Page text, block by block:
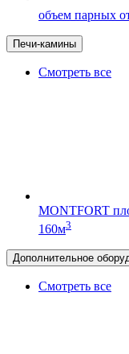
объем парных
Печи-камины
Смотреть все
MONTFORT
160м3
Дополнительное
Смотреть все